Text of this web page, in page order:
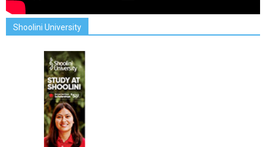
Shoolini University